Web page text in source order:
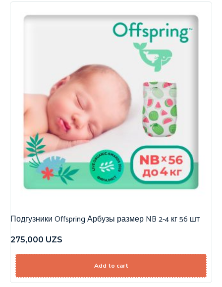
Подгузники Offspring Арбузы размер NB 2-4 кг 56 шт
275,000 UZS
Add to cart